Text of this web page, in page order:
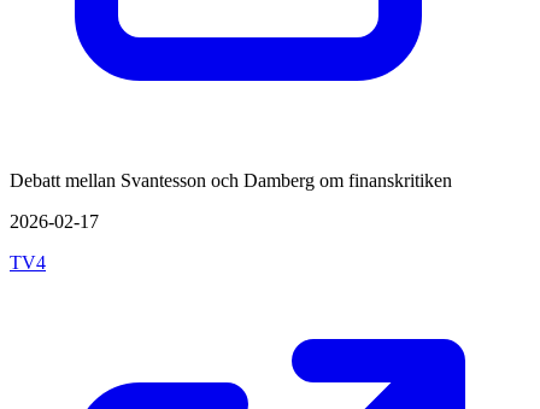
Debatt mellan Svantesson och Damberg om finanskritiken
2026-02-17
TV4